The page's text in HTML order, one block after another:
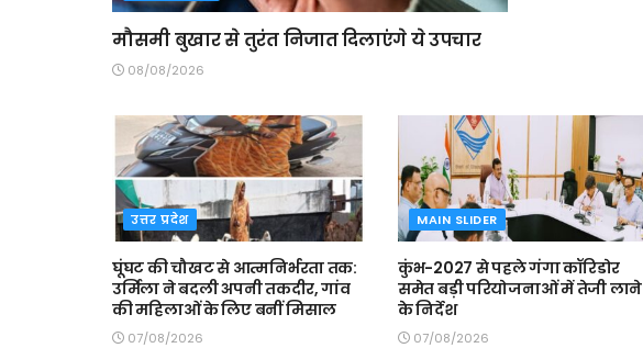
मौसमी बुखार से तुरंत निजात दिलाएंगे ये उपचार
08/08/2026
उत्तर प्रदेश
घूंघट की चौखट से आत्मनिर्भरता तक:
उर्मिला ने बदली अपनी तकदीर, गांव
की महिलाओं के लिए बनीं मिसाल
07/08/2026
MAIN SLIDER
कुंभ-2027 से पहले गंगा कॉरिडोर
समेत बड़ी परियोजनाओं में तेजी लाने
के निर्देश
07/08/2026